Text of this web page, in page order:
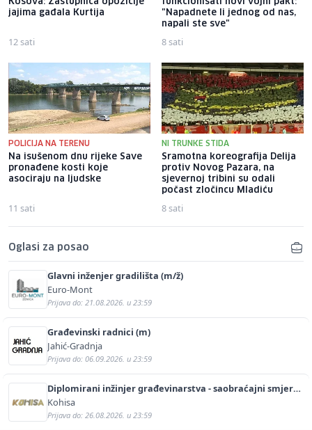
jajima gađala Kurtija
12 sati
"Napadnete li jednog od nas,
napali ste sve"
8 sati
POLICIJA NA TERENU
Na isušenom dnu rijeke Save
pronađene kosti koje
asociraju na ljudske
11 sati
NI TRUNKE STIDA
Sramotna koreografija Delija
protiv Novog Pazara, na
sjevernoj tribini su odali
počast zločincu Mladiću
8 sati
Oglasi za posao
Glavni inženjer gradilišta (m/ž)
Euro-Mont
Prijava do: 21.08.2026. u 23:59
Građevinski radnici (m)
Jahić-Gradnja
Prijava do: 06.09.2026. u 23:59
Diplomirani inžinjer građevinarstva - saobraćajni smjer
(m/ž)
Kohisa
Prijava do: 26.08.2026. u 23:59